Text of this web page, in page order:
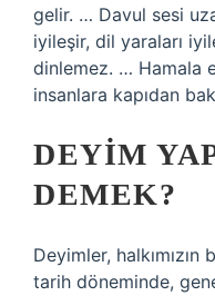
gelir. … Davul sesi
iyileşir, dil yaraları
dinlemez. … Hamala
insanlara kapıdan
DEYIM
DEMEK?
Deyimler,
tarih döneminde,